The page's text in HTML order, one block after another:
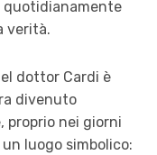
verità.
dottor Cardi è
divenuto
proprio nei giorni
luogo simbolico: